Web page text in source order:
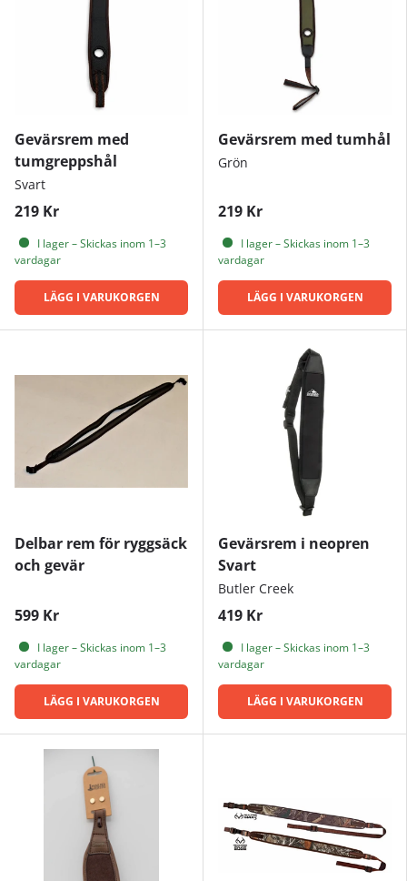
Gevärsrem med
tumgreppshål
Svart
219 Kr
I lager – Skickas inom 1–3
vardagar
LÄGG I VARUKORGEN
Gevärsrem med tumhål
Grön
219 Kr
I lager – Skickas inom 1–3
vardagar
LÄGG I VARUKORGEN
Delbar rem för ryggsäck
och gevär
599 Kr
I lager – Skickas inom 1–3
vardagar
LÄGG I VARUKORGEN
Gevärsrem i neopren
Svart
Butler Creek
419 Kr
I lager – Skickas inom 1–3
vardagar
LÄGG I VARUKORGEN